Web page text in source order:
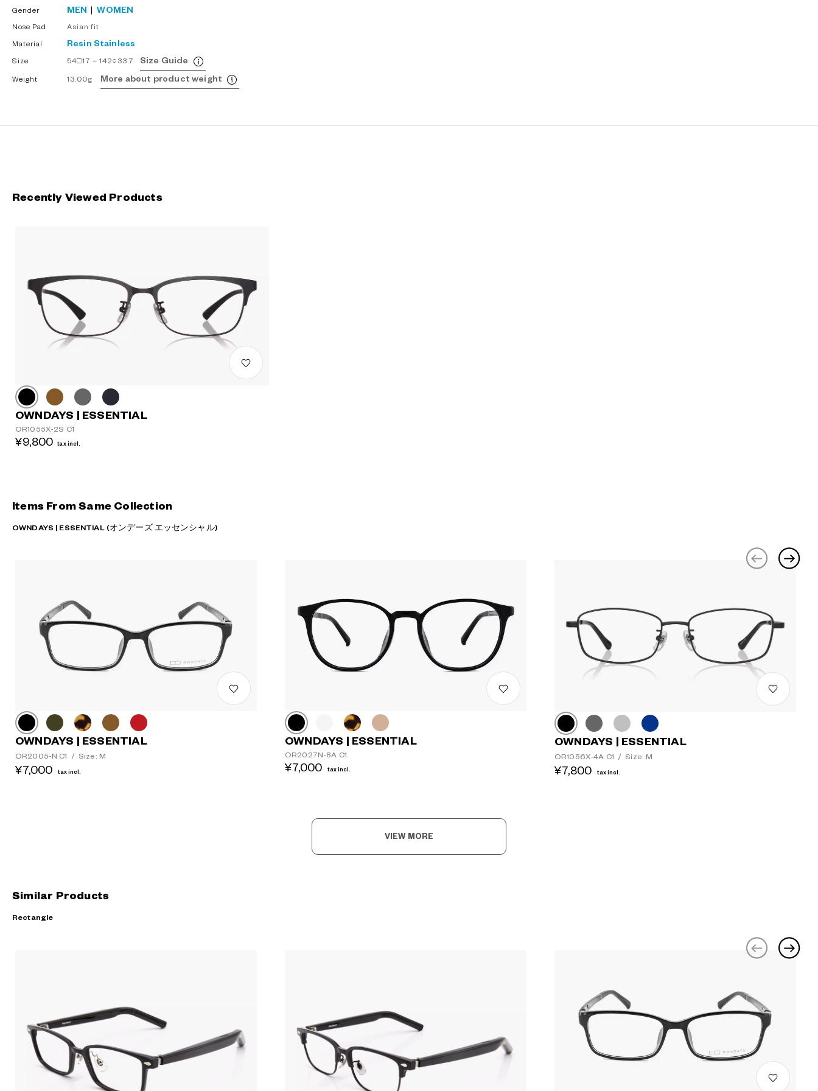
Gender MEN WOMEN
Nose Pad Asian fit
Material Resin Stainless
Size 54□17－142○33.7 Size Guide
Weight 13.00g More about product weight
Recently Viewed Products
OWNDAYS | ESSENTIAL
OR1055X-2S C1
¥9,800 tax incl.
Items From Same Collection
OWNDAYS | ESSENTIAL (オンデーズ エッセンシャル)
OWNDAYS | ESSENTIAL
OR2005-N C1 / Size: M
¥7,000 tax incl.
OWNDAYS | ESSENTIAL
OR2027N-8A C1
¥7,000 tax incl.
OWNDAYS | ESSENTIAL
OR1056X-4A C1 / Size: M
¥7,800 tax incl.
VIEW MORE
Similar Products
Rectangle